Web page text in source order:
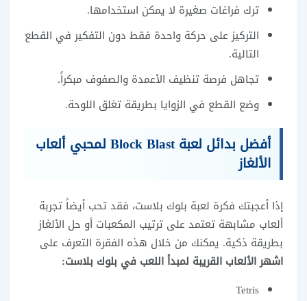
ترك فراغات صغيرة لا يمكن استخدامها.
التركيز على حركة واحدة فقط دون التفكير في القطع
التالية.
تجاهل فرصة تنظيف الأعمدة والصفوف مبكراً.
وضع القطع في الزوايا بطريقة تغلق اللوحة.
أفضل بدائل لعبة Block Blast لمحبي ألعاب
الألغاز
إذا أعجبتك فكرة لعبة بلوك بلاست، فقد تحب أيضاً تجربة
ألعاب مشابهة تعتمد على ترتيب المكعبات أو حل الألغاز
بطريقة ذكية. يمكنك من خلال هذه الفقرة التعرف على
اشهر الألعاب القريبة لمبدأ اللعب في بلوك بلاست:
Tetris